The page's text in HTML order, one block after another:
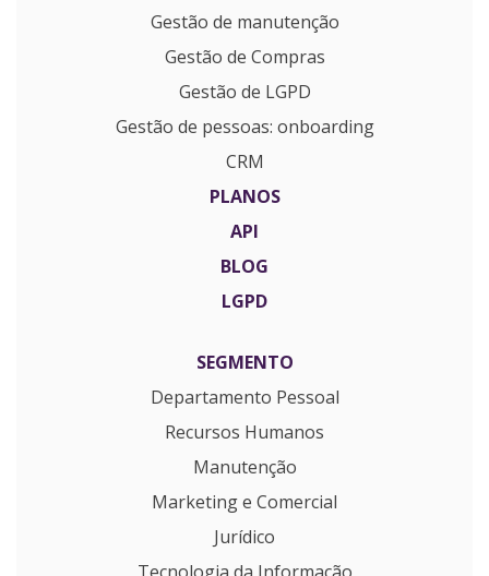
Gestão de manutenção
Gestão de Compras
Gestão de LGPD
Gestão de pessoas: onboarding
CRM
PLANOS
API
BLOG
LGPD
SEGMENTO
Departamento Pessoal
Recursos Humanos
Manutenção
Marketing e Comercial
Jurídico
Tecnologia da Informação